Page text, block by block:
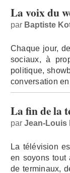
La voix du
par Baptiste
Chaque jour,
sociaux, à
politique,
conversation
La fin de la
par Jean-Louis
La télévision
en soyons tout
de terminaux,